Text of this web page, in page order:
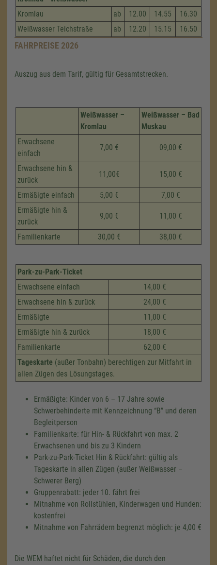
Kromlau
ab 12.00 14.55
16.30
Weißwasser Teichstraße
ab 12.20 15.15 16.50
FAHRPREISE 2026
Auszug aus dem Tarif, gültig für Gesamtstrecken.
Weißwasser –
Kromlau
Weißwasser – Bad
Muskau
Erwachsene
einfach
7,00 € 09,00 €
Erwachsene hin &
zurück
11,00€ 15,00 €
Ermäßigte einfach 5,00 €
7,00 €
Ermäßigte hin &
zurück
9,00 € 11,00 €
Familienkarte 30,00 € 38,00 €
Park-zu-Park-Ticket
Erwachsene einfach
14,00 €
Erwachsene hin & zurück
24,00 €
Ermäßigte
11,00 €
Ermäßigte hin & zurück
18,00 €
Familienkarte
62,00 €
Tageskarte (außer Tonbahn) berechtigen zur Mitfahrt in
allen Zügen des Lösungstages.
Ermäßigte: Kinder von 6 – 17 Jahre sowie
Schwerbehinderte mit Kennzeichnung B und deren
Begleitperson
Familienkarte: für Hin- & Rückfahrt von max. 2
Erwachsenen und bis zu 3 Kindern
Park-zu-Park-Ticket Hin & Rückfahrt: gültig als
Tageskarte in allen Zügen (außer Weißwasser –
Schwerer Berg)
Gruppenrabatt: jeder 10. fährt frei
Mitnahme von Rollstühlen, Kinderwagen und Hunden:
kostenfrei
Mitnahme von Fahrrädern begrenzt möglich: je 4,00 €
Die WEM haftet nicht für Schäden, die durch den